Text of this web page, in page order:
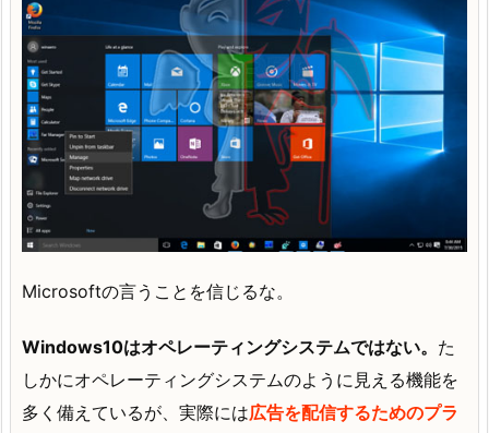
Microsoftの言うことを信じるな。
Windows10はオペレーティングシステムではない。 た
しかにオペレーティングシステムのように見える機能を
多く備えているが、実際には広告を配信するためのプラ